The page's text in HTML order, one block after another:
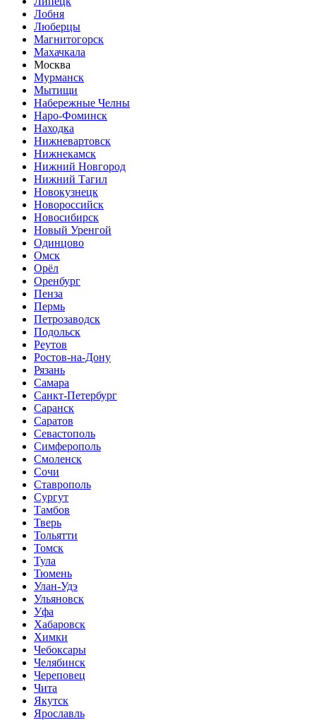
Лобня
Люберцы
Магнитогорск
Махачкала
Москва
Мурманск
Мытищи
Набережные Челны
Наро-Фоминск
Находка
Нижневартовск
Нижнекамск
Нижний Новгород
Нижний Тагил
Новокузнецк
Новороссийск
Новосибирск
Новый Уренгой
Одинцово
Омск
Орёл
Оренбург
Пенза
Пермь
Петрозаводск
Подольск
Реутов
Ростов-на-Дону
Рязань
Самара
Санкт-Петербург
Саранск
Саратов
Севастополь
Симферополь
Смоленск
Сочи
Ставрополь
Сургут
Тамбов
Тверь
Тольятти
Томск
Тула
Тюмень
Улан-Удэ
Ульяновск
Уфа
Хабаровск
Химки
Чебоксары
Челябинск
Череповец
Чита
Якутск
Ярославль